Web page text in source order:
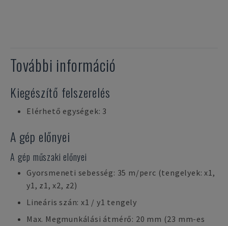
További információ
Kiegészítő felszerelés
Elérhető egységek: 3
A gép előnyei
A gép műszaki előnyei
Gyorsmeneti sebesség: 35 m/perc (tengelyek: x1,
y1, z1, x2, z2)
Lineáris szán: x1 / y1 tengely
Max. Megmunkálási átmérő: 20 mm (23 mm-es